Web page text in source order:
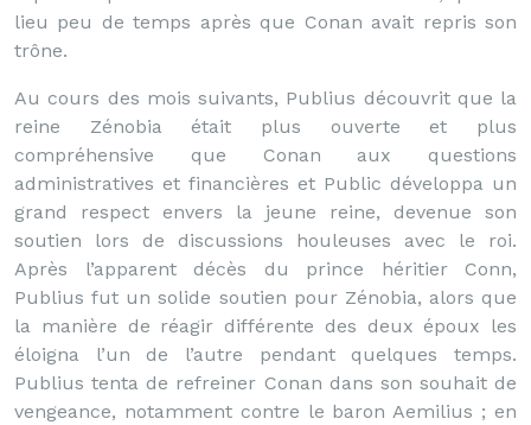
lieu peu de temps après que Conan avait repris son
trône.
Au cours des mois suivants, Publius découvrit que la
reine Zénobia était plus ouverte et plus
compréhensive que Conan aux questions
administratives et financières et Public développa un
grand respect envers la jeune reine, devenue son
soutien lors de discussions houleuses avec le roi.
Après l’apparent décès du prince héritier Conn,
Publius fut un solide soutien pour Zénobia, alors que
la manière de réagir différente des deux époux les
éloigna l’un de l’autre pendant quelques temps.
Publius tenta de refreiner Conan dans son souhait de
vengeance, notamment contre le baron Aemilius ; en